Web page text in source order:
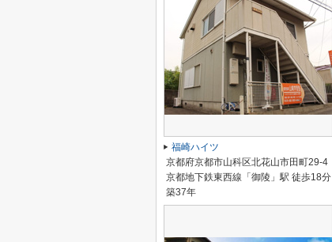
福崎ハイツ
京都府京都市山科区北花山市田町29-4
京都地下鉄東西線「御陵」駅 徒歩18分
築37年